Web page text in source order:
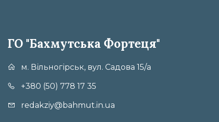
ГО "Бахмутська Фортеця"
м. Вільногірськ, вул. Садова 15/а
+380 (50) 778 17 35
redakziy@bahmut.in.ua